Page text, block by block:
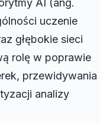
AI (ang.
uczenie
głębokie sieci
rolę w poprawie
przewidywania
analizy